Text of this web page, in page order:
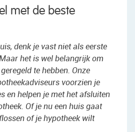
met de beste
denk je vast niet als eerste
het is wel belangrijk om
te hebben. Onze
voorzien je
en helpen je met het afsluiten
Of je nu een huis gaat
of je hypotheek wilt